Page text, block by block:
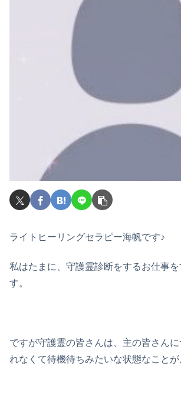
ライトヒーリングセラピー海帆です♪
私はたまに、守護霊診断をするお仕事を
す。
ですが守護霊の皆さんは、主の皆さん
れなくて待機待ちみたいな状態なことが